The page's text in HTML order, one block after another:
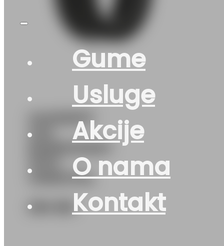
Gume
Usluge
Akcije
O nama
Kontakt
245/65R17
4X4
UNIROYAL
294